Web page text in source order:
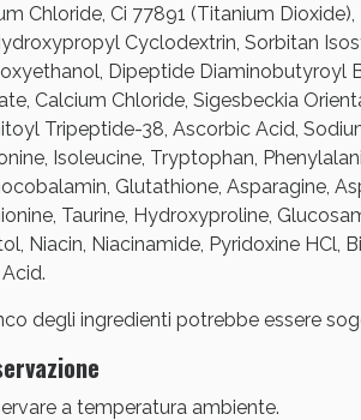
Chloride, Ci 77891 (Titanium
Cyclodextrin, Sorbitan
Dipeptide Diaminobutyroyl
Calcium Chloride, Sigesbeckia
Tripeptide-38, Ascorbic Acid,
Isoleucine, Tryptophan,
Glutathione, Asparagine,
Taurine, Hydroxyproline,
Niacin, Niacinamide, Pyridoxine HCl,
degli ingredienti potrebbe essere
a temperatura ambiente.
Benessere